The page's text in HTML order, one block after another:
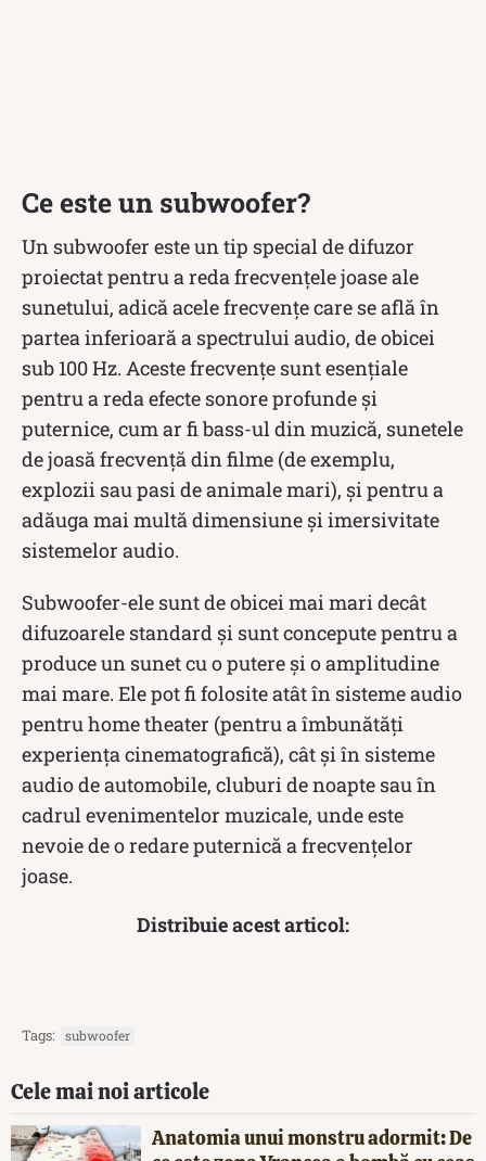
Ce este un subwoofer?
Un subwoofer este un tip special de difuzor
proiectat pentru a reda frecvențele joase ale
sunetului, adică acele frecvențe care se află în
partea inferioară a spectrului audio, de obicei
sub 100 Hz. Aceste frecvențe sunt esențiale
pentru a reda efecte sonore profunde și
puternice, cum ar fi bass-ul din muzică, sunetele
de joasă frecvență din filme (de exemplu,
explozii sau pasi de animale mari), și pentru a
adăuga mai multă dimensiune și imersivitate
sistemelor audio.
Subwoofer-ele sunt de obicei mai mari decât
difuzoarele standard și sunt concepute pentru a
produce un sunet cu o putere și o amplitudine
mai mare. Ele pot fi folosite atât în sisteme audio
pentru home theater (pentru a îmbunătăți
experiența cinematografică), cât și în sisteme
audio de automobile, cluburi de noapte sau în
cadrul evenimentelor muzicale, unde este
nevoie de o redare puternică a frecvențelor
joase.
Distribuie acest articol:
Tags: subwoofer
Cele mai noi articole
Anatomia unui monstru adormit: De